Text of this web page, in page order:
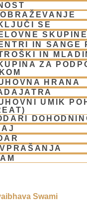
SE
IN SANGE
IN
ZA
HRANA
UMIK
in otrokom (CPT)(1)
Swami